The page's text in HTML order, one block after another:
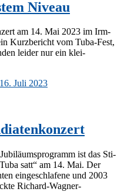
Niveau
am 14. Mai 2023 im Ir­m­­
Kurz­be­richt vom Tuba-Fest,
lei­der nur ein klei­
16. Juli 2023
ist das Sti­
satt“ am 14. Mai. Der
ein­ge­schla­fe­ne und 2003
Richard-Wagner-